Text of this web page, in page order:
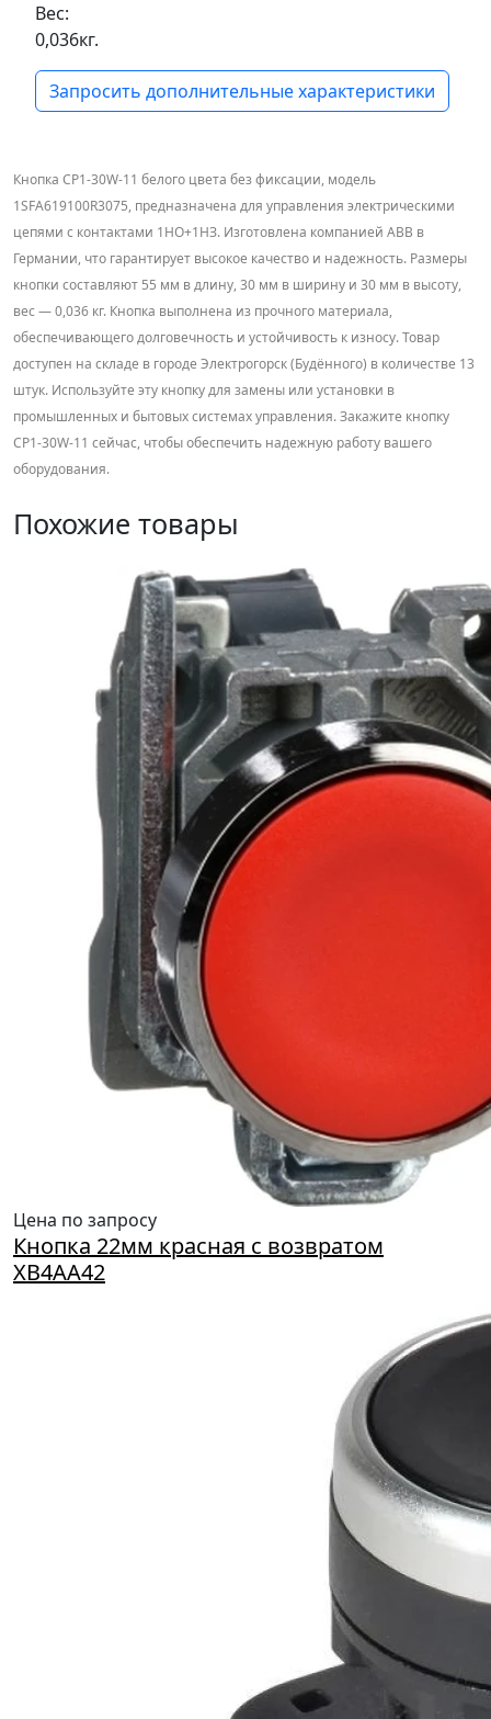
Вес:
0,036кг.
Запросить дополнительные характеристики
Кнопка CP1-30W-11 белого цвета без фиксации, модель
1SFA619100R3075, предназначена для управления электрическими
цепями с контактами 1НО+1НЗ. Изготовлена компанией ABB в
Германии, что гарантирует высокое качество и надежность. Размеры
кнопки составляют 55 мм в длину, 30 мм в ширину и 30 мм в высоту,
вес — 0,036 кг. Кнопка выполнена из прочного материала,
обеспечивающего долговечность и устойчивость к износу. Товар
доступен на складе в городе Электрогорск (Будённого) в количестве 13
штук. Используйте эту кнопку для замены или установки в
промышленных и бытовых системах управления. Закажите кнопку
CP1-30W-11 сейчас, чтобы обеспечить надежную работу вашего
оборудования.
Похожие товары
Цена по запросу
Кнопка 22мм красная с возвратом
XB4AA42